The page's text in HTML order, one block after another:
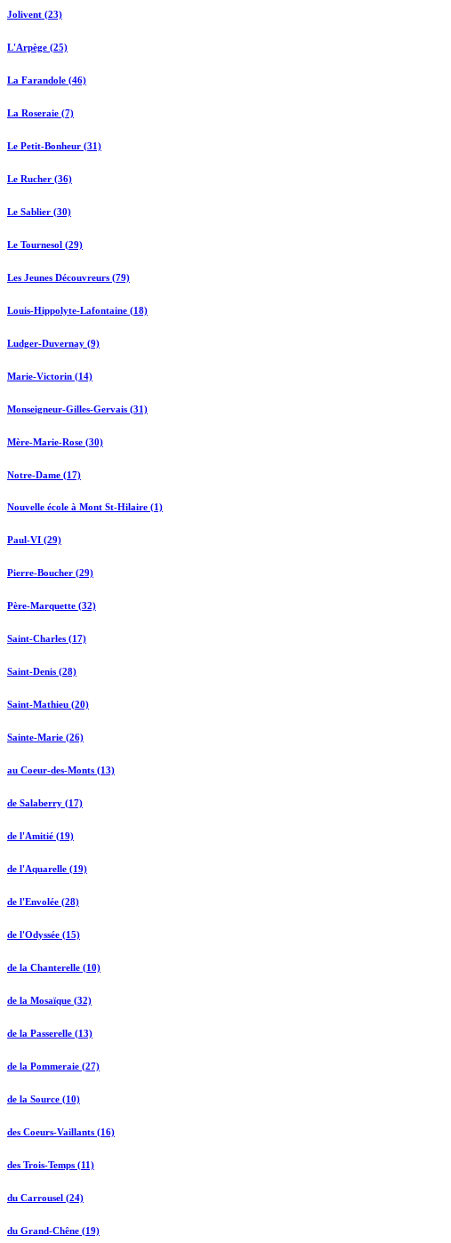
Jolivent (23)
L'Arpège (25)
La Farandole (46)
La Roseraie (7)
Le Petit-Bonheur (31)
Le Rucher (36)
Le Sablier (30)
Le Tournesol (29)
Les Jeunes Découvreurs (79)
Louis-Hippolyte-Lafontaine (18)
Ludger-Duvernay (9)
Marie-Victorin (14)
Monseigneur-Gilles-Gervais (31)
Mère-Marie-Rose (30)
Notre-Dame (17)
Nouvelle école à Mont St-Hilaire (1)
Paul-VI (29)
Pierre-Boucher (29)
Père-Marquette (32)
Saint-Charles (17)
Saint-Denis (28)
Saint-Mathieu (20)
Sainte-Marie (26)
au Coeur-des-Monts (13)
de Salaberry (17)
de l'Amitié (19)
de l'Aquarelle (19)
de l'Envolée (28)
de l'Odyssée (15)
de la Chanterelle (10)
de la Mosaïque (32)
de la Passerelle (13)
de la Pommeraie (27)
de la Source (10)
des Coeurs-Vaillants (16)
des Trois-Temps (11)
du Carrousel (24)
du Grand-Chêne (19)